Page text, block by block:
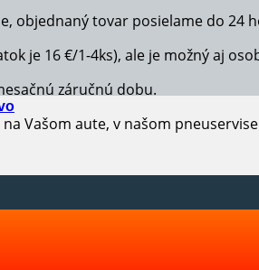
objednaný tovar posielame do 24
je 16 €/1-4ks), ale je možný aj
záručnú dobu.
Vašom aute, v našom